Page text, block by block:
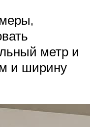
метр и
и ширину